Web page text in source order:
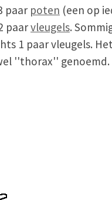
paar poten (een op
paarvleugels.
1 paar vleugels.
''thorax'' genoemd.